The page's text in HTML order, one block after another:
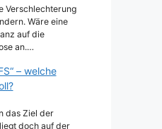
Verschlechterung
Wäre eine
auf die
an.…
– welche
das Ziel der
doch auf der